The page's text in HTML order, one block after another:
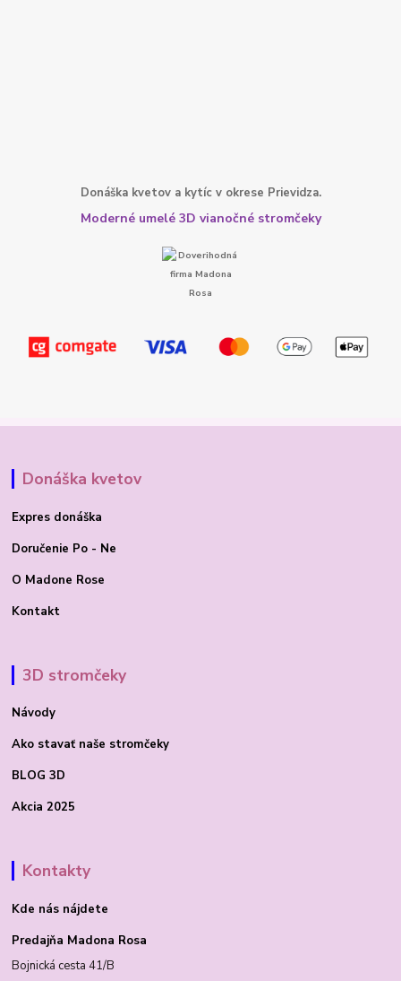
Donáška kvetov a kytíc v okrese Prievidza.
Moderné umelé 3D vianočné stromčeky
Donáška kvetov
Expres donáška
Doručenie Po - Ne
O Madone Rose
Kontakt
3D stromčeky
Návody
Ako stavať naše stromčeky
BLOG 3D
Akcia 2025
Kontakty
Kde nás nájdete
Predajňa Madona Rosa
Bojnická cesta 41/B